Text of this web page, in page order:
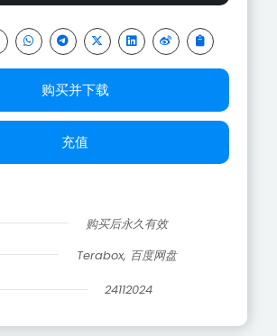
购买并下载
充值
购买后永久有效
Terabox, 百度网盘
24112024